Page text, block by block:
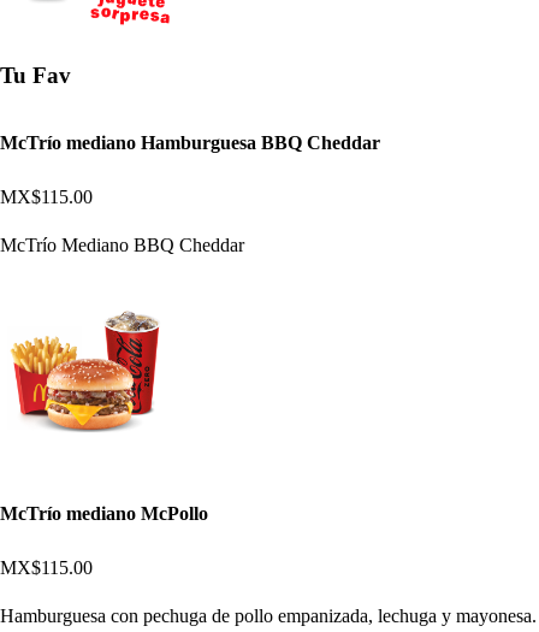
Tu Fav
McTrío mediano Hamburguesa BBQ Cheddar
MX$115.00
McTrío Mediano BBQ Cheddar
McTrío mediano McPollo
MX$115.00
Hamburguesa con pechuga de pollo empanizada, lechuga y mayonesa.